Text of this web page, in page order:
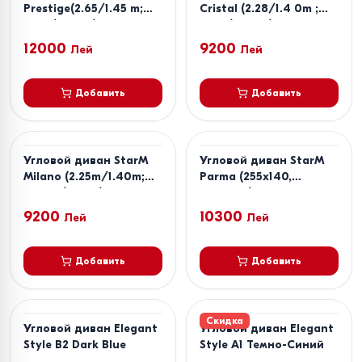
Prestige(2.65/1.45 m;
2.00/1.40 m)
12000 Лей
Добавить
Cristal (2.28/1.4 0m ;
2.00/1.40 m)
9200 Лей
Добавить
Угловой диван StarM
Milano (2.25m/1.40m;
2.00m/1.40m)
9200 Лей
Добавить
Угловой диван StarM
Parma (255x140,
200x140)
10300 Лей
Добавить
Угловой диван Elegant
Style B2 Dark Blue
Скидка
Угловой диван Elegant
Style A1 Темно-Синий